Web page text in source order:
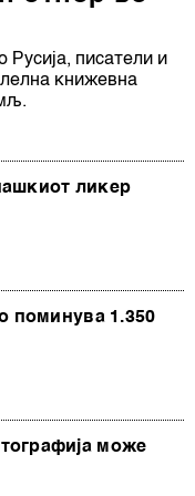
Русија, писатели и
книжевна
ликер
поминува 1.350
може